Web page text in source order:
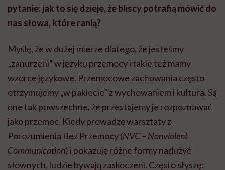
pytanie: jak to się dzieje, że bliscy potrafią mówić do
nas słowa, które ranią?
Myślę, że w dużej mierze dlatego, że jesteśmy
„zanurzeni” w języku przemocy i takie też mamy
wzorce językowe. Przemocowe zachowania często
otrzymujemy „w pakiecie” z wychowaniem i kulturą. Są
one tak powszechne, że przestajemy je rozpoznawać
jako przemoc. Kiedy prowadzę warsztaty z
Porozumienia Bez Przemocy (NVC – Nonviolent
Communication) i pokazuję różne formy nadużyć
słownych, ludzie bywają zaskoczeni. Często słyszę: